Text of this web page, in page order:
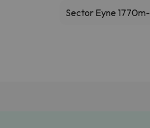
Sector Eyne